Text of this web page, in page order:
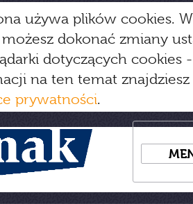
używa plików cookies.
dokonać zmiany
dotyczących cookies
na ten temat
prywatności.